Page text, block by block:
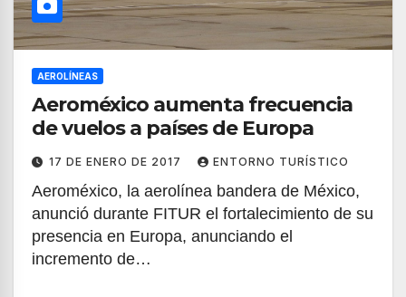
AEROLÍNEAS
Aeroméxico aumenta frecuencia
de vuelos a países de Europa
17 DE ENERO DE 2017 ENTORNO TURÍSTICO
Aeroméxico, la aerolínea bandera de México,
anunció durante FITUR el fortalecimiento de su
presencia en Europa, anunciando el
incremento de…